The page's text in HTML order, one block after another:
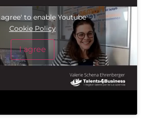
to enable Youtube
Cookie Policy
I agree